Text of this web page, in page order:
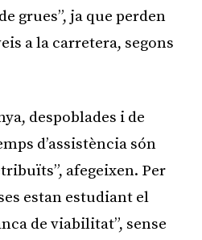
grues”, ja que perden
a la carretera, segons
despoblades i de
d’assistència són
afegeixen. Per
estan estudiant el
de viabilitat”, sense